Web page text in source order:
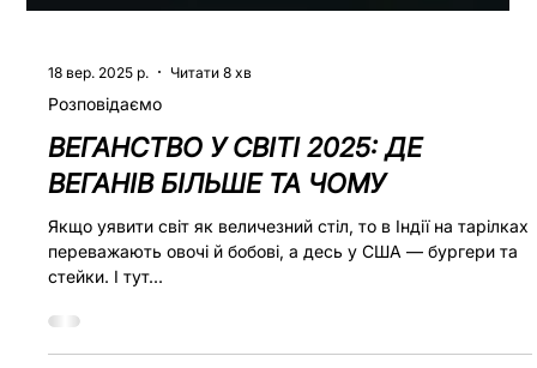
18 вер. 2025 р. Читати 8 хв
Розповідаємо
ВЕГАНСТВО У СВІТІ 2025: ДЕ
ВЕГАНІВ БІЛЬШЕ ТА ЧОМУ